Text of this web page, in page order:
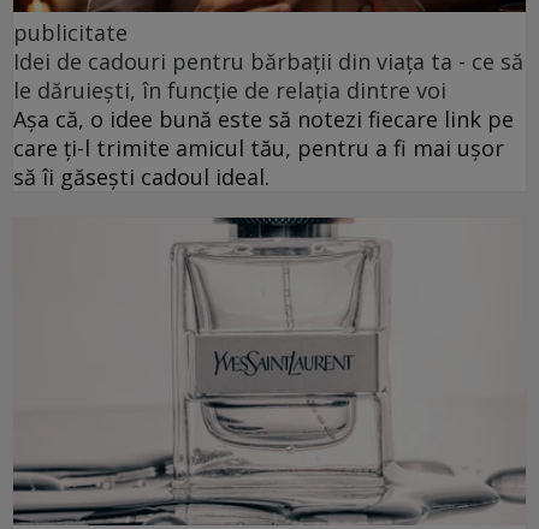
publicitate
Idei de cadouri pentru bărbații din viața ta - ce să
le dăruiești, în funcție de relația dintre voi
Așa că, o idee bună este să notezi fiecare link pe
care ți-l trimite amicul tău, pentru a fi mai ușor
să îi găsești cadoul ideal.